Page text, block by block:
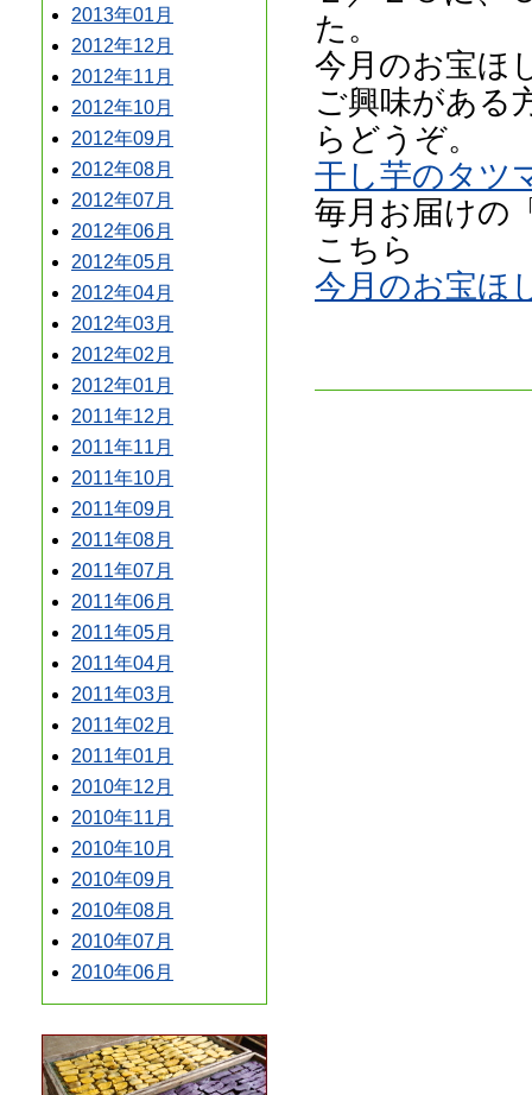
2013年01月
2012年12月
2012年11月
2012年10月
2012年09月
2012年08月
2012年07月
2012年06月
2012年05月
2012年04月
2012年03月
2012年02月
2012年01月
2011年12月
2011年11月
2011年10月
2011年09月
2011年08月
2011年07月
2011年06月
2011年05月
2011年04月
2011年03月
2011年02月
2011年01月
2010年12月
2010年11月
2010年10月
2010年09月
2010年08月
2010年07月
2010年06月
た。
今月のお宝ほ
ご興味がある
らどうぞ。
干し芋のタツ
毎月お届けの
こちら
今月のお宝ほ